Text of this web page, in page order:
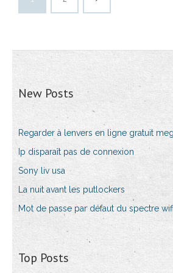
New Posts
Regarder à lenvers en ligne gratuit
Ip disparaît pas de connexion
Sony liv usa
La nuit avant les putlockers
Mot de passe par défaut du spectre wifi
Top Posts